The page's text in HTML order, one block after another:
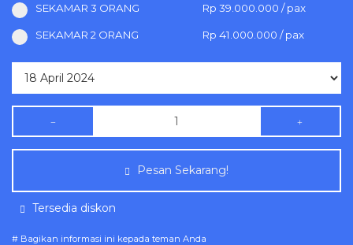
SEKAMAR 3 ORANG Rp 39.000.000 / pax
SEKAMAR 2 ORANG Rp 41.000.000 / pax
Pesan Sekarang!
Tersedia diskon
# Bagikan informasi ini kepada teman Anda